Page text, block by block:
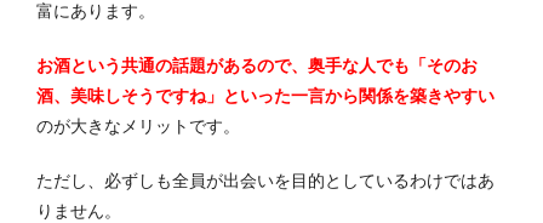
富にあります。
お酒という共通の話題があるので、奥手な人でも「そのお
酒、美味しそうですね」といった一言から関係を築きやすい
のが大きなメリットです。
ただし、必ずしも全員が出会いを目的としているわけではあ
りません。